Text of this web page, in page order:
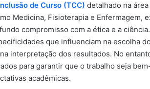
de Curso (TCC) detalhado na
Medicina, Fisioterapia e Enfermagem,
compromisso com a ética e a
que influenciam na escolha
interpretação dos resultados. No
para garantir que o trabalho seja
acadêmicas.